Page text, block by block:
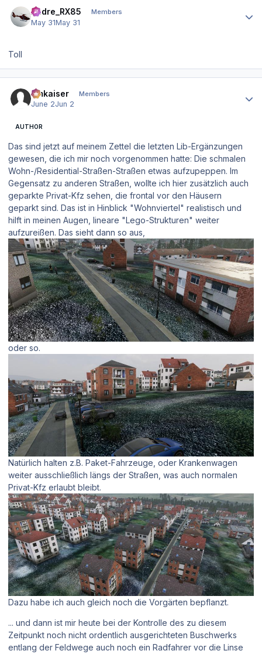
Andre_RX85 Members
May 31May 31
Toll
hmkaiser Members
June 2Jun 2
AUTHOR
Das sind jetzt auf meinem Zettel die letzten Lib-Ergänzungen
gewesen, die ich mir noch vorgenommen hatte: Die schmalen
Wohn-/Residential-Straßen-Straßen etwas aufzupeppen. Im
Gegensatz zu anderen Straßen, wollte ich hier zusätzlich auch
geparkte Privat-Kfz sehen, die frontal vor den Häusern
geparkt sind. Das ist in Hinblick "Wohnviertel" realistisch und
hilft in meinen Augen, lineare "Lego-Strukturen" weiter
aufzureißen. Das sieht dann so aus,
oder so.
Natürlich halten z.B. Paket-Fahrzeuge, oder Krankenwagen
weiter ausschließlich längs der Straßen, was auch normalen
Privat-Kfz erlaubt bleibt.
Dazu habe ich auch gleich noch die Vorgärten bepflanzt.
... und dann ist mir heute bei der Kontrolle des zu diesem
Zeitpunkt noch nicht ordentlich ausgerichteten Buschwerks
entlang der Feldwege auch noch ein Radfahrer vor die Linse